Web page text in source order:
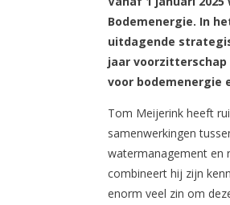
Bodemenergie. In
uitdagende
jaar
voor bodemenergie
Tom Meijerink heeft
samenwerkingen
watermanagement en
combineert hij zijn
enorm veel zin om